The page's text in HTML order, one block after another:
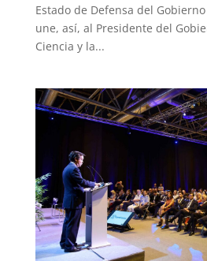
Estado de Defensa del
une, así, al Presidente del
Ciencia y la...